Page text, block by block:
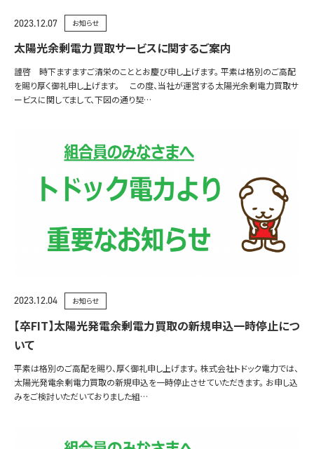
2023.12.07 お知らせ
太陽光余剰電力買取サービスに関するご案内
謹啓 時下ますますご清栄のこととお慶び申し上げます。 平素は格別のご高配
を賜り厚く御礼申し上げます。 この度、当社が運営する太陽光余剰電力買取サ
ービスに関してまして、下図の通り契…
2023.12.04 お知らせ
【卒FIT】太陽光発電余剰電力買取の新規申込一時停止につ
いて
平素は格別のご高配を賜り、厚く御礼申し上げます。 株式会社トドック電力では、
太陽光発電余剰電力買取の新規申込を一時停止させていただきます。 お申し込
みをご検討いただいておりました組…